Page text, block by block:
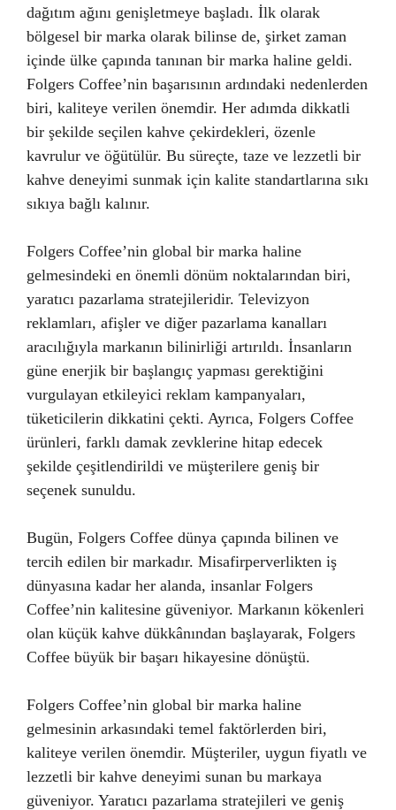
dağıtım ağını genişletmeye başladı. İlk olarak
bölgesel bir marka olarak bilinse de, şirket zaman
içinde ülke çapında tanınan bir marka haline geldi.
Folgers Coffee’nin başarısının ardındaki nedenlerden
biri, kaliteye verilen önemdir. Her adımda dikkatli
bir şekilde seçilen kahve çekirdekleri, özenle
kavrulur ve öğütülür. Bu süreçte, taze ve lezzetli bir
kahve deneyimi sunmak için kalite standartlarına sıkı
sıkıya bağlı kalınır.
Folgers Coffee’nin global bir marka haline
gelmesindeki en önemli dönüm noktalarından biri,
yaratıcı pazarlama stratejileridir. Televizyon
reklamları, afişler ve diğer pazarlama kanalları
aracılığıyla markanın bilinirliği artırıldı. İnsanların
güne enerjik bir başlangıç yapması gerektiğini
vurgulayan etkileyici reklam kampanyaları,
tüketicilerin dikkatini çekti. Ayrıca, Folgers Coffee
ürünleri, farklı damak zevklerine hitap edecek
şekilde çeşitlendirildi ve müşterilere geniş bir
seçenek sunuldu.
Bugün, Folgers Coffee dünya çapında bilinen ve
tercih edilen bir markadır. Misafirperverlikten iş
dünyasına kadar her alanda, insanlar Folgers
Coffee’nin kalitesine güveniyor. Markanın kökenleri
olan küçük kahve dükkânından başlayarak, Folgers
Coffee büyük bir başarı hikayesine dönüştü.
Folgers Coffee’nin global bir marka haline
gelmesinin arkasındaki temel faktörlerden biri,
kaliteye verilen önemdir. Müşteriler, uygun fiyatlı ve
lezzetli bir kahve deneyimi sunan bu markaya
güveniyor. Yaratıcı pazarlama stratejileri ve geniş